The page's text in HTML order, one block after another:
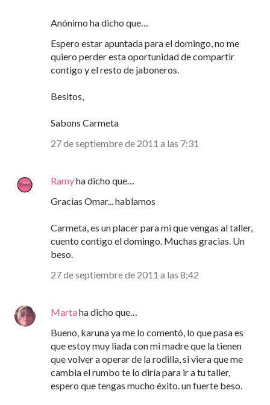
Anónimo ha dicho que…
Espero estar apuntada para el domingo, no me
quiero perder esta oportunidad de compartir
contigo y el resto de jaboneros.
Besitos,
Sabons Carmeta
27 de septiembre de 2011 a las 7:31
Ramyha dicho que…
Gracias Omar... hablamos
Carmeta, es un placer para mi que vengas al taller,
cuento contigo el domingo. Muchas gracias. Un
beso.
27 de septiembre de 2011 a las 8:42
Martaha dicho que…
Bueno, karuna ya me lo comentó, lo que pasa es
que estoy muy liada con mi madre que la tienen
que volver a operar de la rodilla, si viera que me
cambia el rumbo te lo diría para ir a tu taller,
espero que tengas mucho éxito. un fuerte beso.